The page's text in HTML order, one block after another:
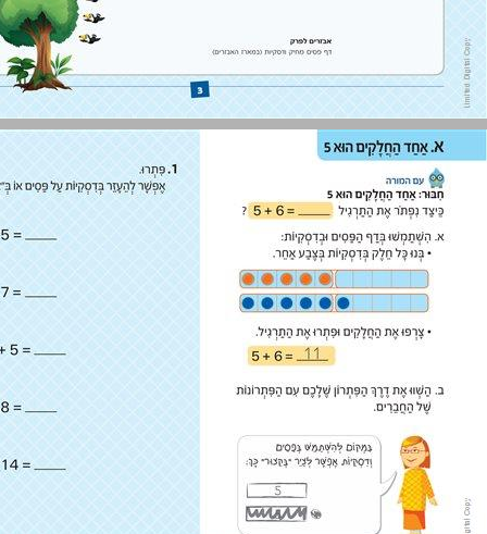
א. אחד החלקים הוא 5 ... 4